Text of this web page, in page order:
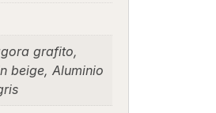
grafito,
beige, Aluminio